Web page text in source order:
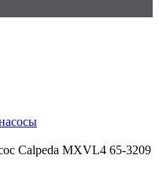
Calpeda MXVL4 65-3209